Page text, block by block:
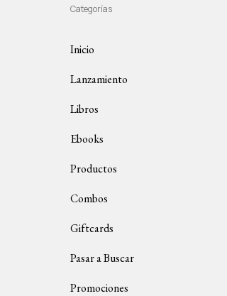
Categorías
Inicio
Lanzamiento
Libros
Ebooks
Productos
Combos
Giftcards
Pasar a Buscar
Promociones